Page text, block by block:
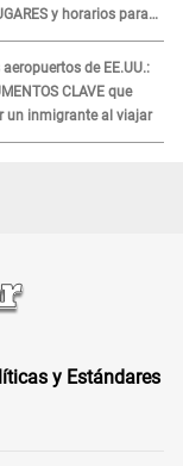
y horarios para
aeropuertos de EE.UU.:
CLAVE que
un inmigrante al viajar
y Estándares